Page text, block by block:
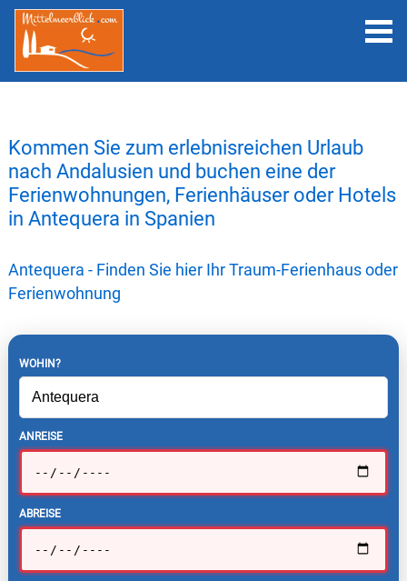
Kommen Sie zum erlebnisreichen Urlaub
nach Andalusien und buchen eine der
Ferienwohnungen, Ferienhäuser oder Hotels
in Antequera in Spanien
Antequera - Finden Sie hier Ihr Traum-Ferienhaus oder
Ferienwohnung
WOHIN?
ANREISE
ABREISE